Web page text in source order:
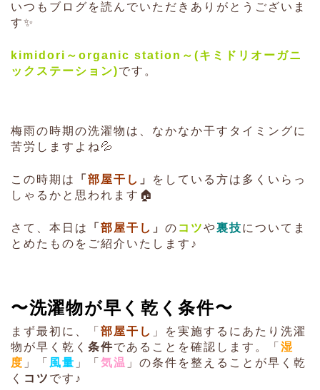
いつもブログを読んでいただきありがとうございま
す✨
kimidori～organic station～(キミドリオーガニ
ックステーション)です。
梅雨の時期の洗濯物は、なかなか干すタイミングに
苦労しますよね💦
この時期は 「 部屋干し 」
をしている方は多くいらっ
しゃるかと思われます🏠
さて、本日は 「 部屋干し 」 の コツや裏技についてま
とめたものをご紹介いたします♪
〜洗濯物が早く乾く条件〜
まず最初に、「 部屋干し 」を実施するにあたり洗濯
物が早く乾く 条件であることを確認します。「 湿
度 」「 風量 」「 気温 」の条件を整えることが早く乾
く コツ です♪